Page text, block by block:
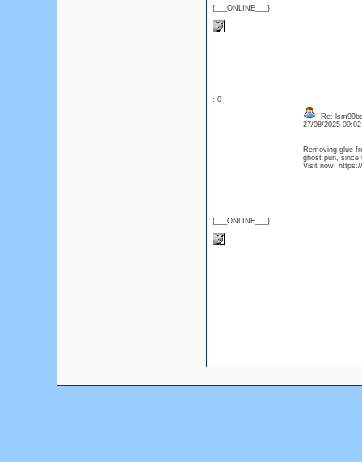
{___ONLINE___}
: 0
{___ONLINE___}
Re:
27/08/2025
Removing glue
ghost pun, since
Visit now: